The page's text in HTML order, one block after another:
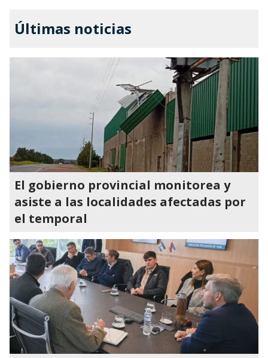
Últimas noticias
El gobierno provincial monitorea y
asiste a las localidades afectadas por
el temporal